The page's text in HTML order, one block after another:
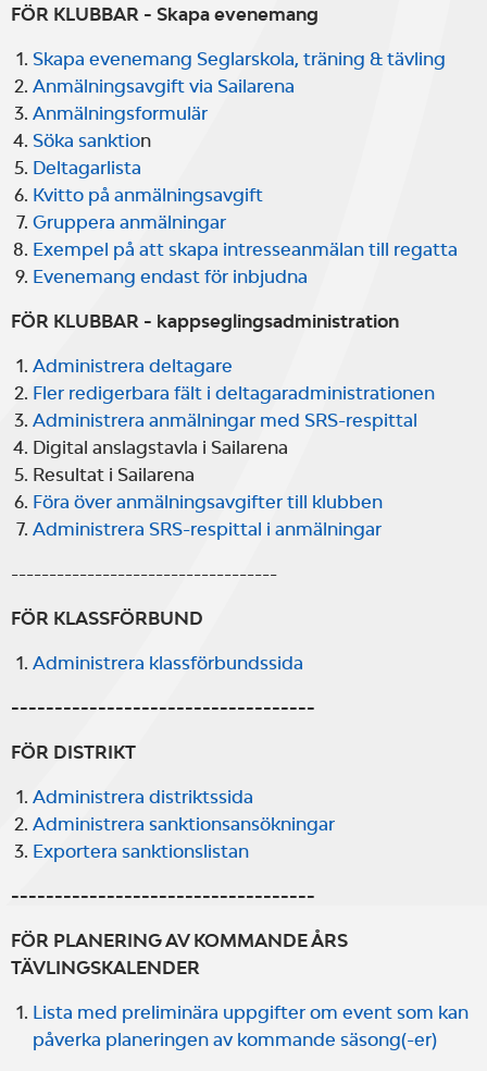
FÖR KLUBBAR - Skapa evenemang
Skapa evenemang Seglarskola, träning & tävling
Anmälningsavgift via Sailarena
Anmälningsformulär
Söka sanktion
Deltagarlista
Kvitto på anmälningsavgift
Gruppera anmälningar
Exempel på att skapa intresseanmälan till regatta
Evenemang endast för inbjudna
FÖR KLUBBAR - kappseglingsadministration
Administrera deltagare
Fler redigerbara fält i deltagaradministrationen
Administrera anmälningar med SRS-respittal
Digital anslagstavla i Sailarena
Resultat i Sailarena
Föra över anmälningsavgifter till klubben
Administrera SRS-respittal i anmälningar
-----------------------------------
FÖR KLASSFÖRBUND
Administrera klassförbundssida
-----------------------------------
FÖR DISTRIKT
Administrera distriktssida
Administrera sanktionsansökningar
Exportera sanktionslistan
-----------------------------------
FÖR PLANERING AV KOMMANDE ÅRS
TÄVLINGSKALENDER
Lista med preliminära uppgifter om event som kan
påverka planeringen av kommande säsong(-er)